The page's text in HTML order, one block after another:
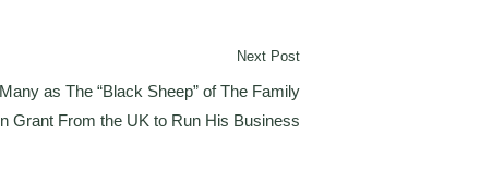
Next Post
as The “Black Sheep” of The Family
Grant From the UK to Run His Business